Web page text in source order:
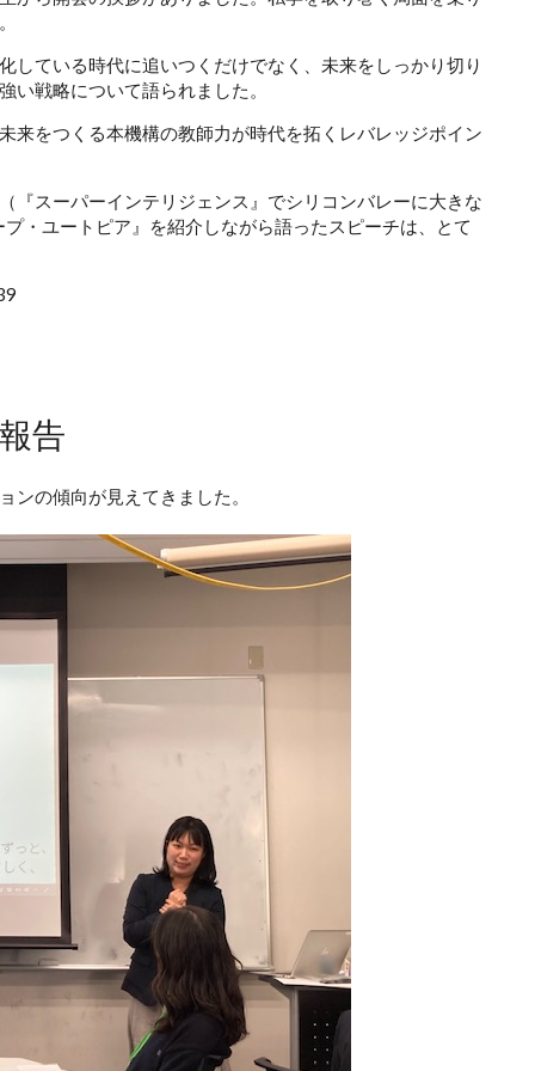
している時代に追いつくだけでなく、未来をしっかり切り
い戦略について語られました。
来をつくる本機構の教師力が時代を拓くレバレッジポイン
『スーパーインテリジェンス』でシリコンバレーに大きな
・ユートピア』を紹介しながら語ったスピーチは、とて
告
ンの傾向が見えてきました。